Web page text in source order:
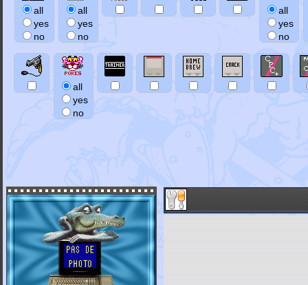
all
yes
no
all
yes
no
all
yes
no
all
yes
no